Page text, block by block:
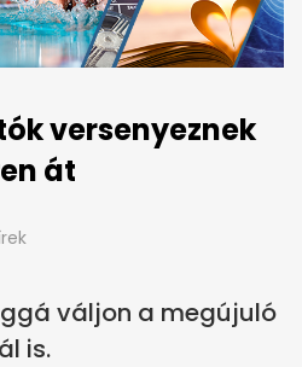
versenyeznek
át
váljon a megújuló
is.